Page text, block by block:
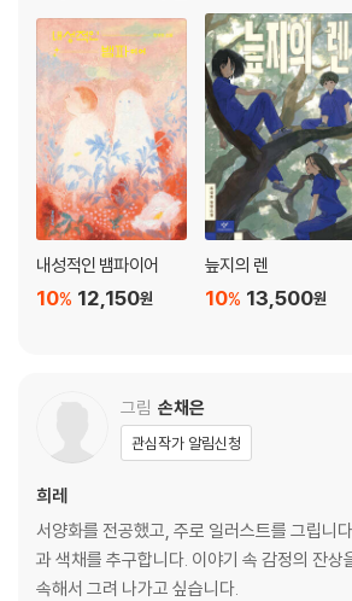
내성적인 뱀파이어
12,150원
10%
늪지의 렌
13,500원
10%
그림 손채은
관심작가 알림신청
희레
서양화를 전공했고, 주로 일러스트를 그립니
과 색채를 추구합니다. 이야기 속 감정의 잔상
속해서 그려 나가고 싶습니다.